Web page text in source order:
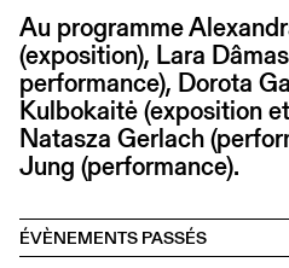
Au programme
(exposition), Lara
performance), Dorota
Kulbokaitė (exposition
Natasza Gerlach
Jung (performance).
ÉVÈNEMENTS PASSÉS